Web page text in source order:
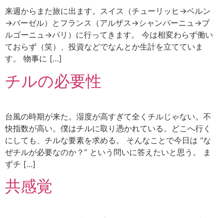
来週からまた旅に出ます。スイス（チューリッヒ→ベルン
→バーゼル）とフランス（アルザス→シャンパーニュ→ブ
ルゴーニュ→パリ）に行ってきます。 今は相変わらず働い
ておらず（笑）、投資などでなんとか生計を立てていま
す。 物事に […]
チルの必要性
台風の時期が来た。湿度が高すぎて全くチルじゃない。不
快指数が高い。僕はチルに取り憑かれている。どこへ行く
にしても、チルな要素を求める。 そんなことで今日は “な
ぜチルが必要なのか？” という問いに答えたいと思う。 ま
ずチ […]
共感覚